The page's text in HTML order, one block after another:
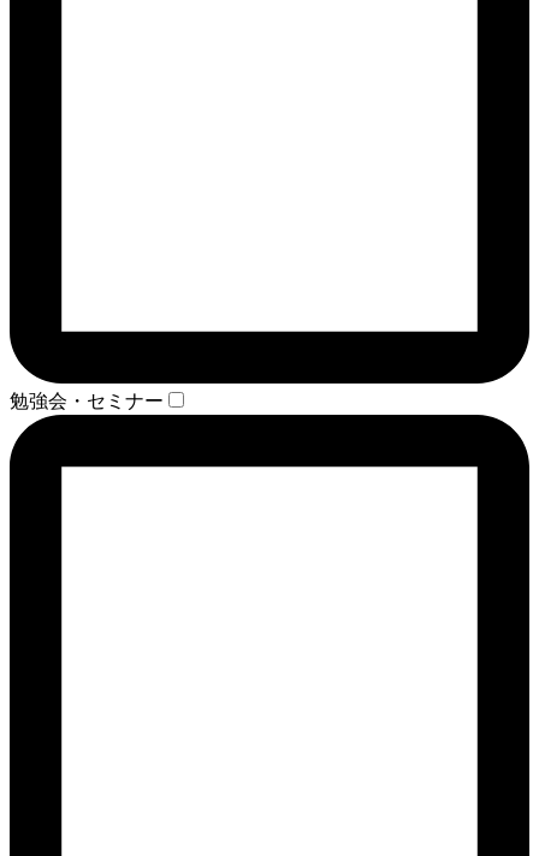
勉強会・セミナー